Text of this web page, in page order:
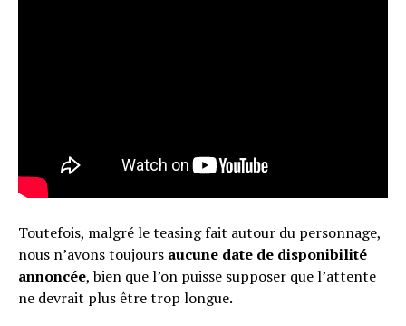
Toutefois, malgré le teasing fait autour du personnage,
nous n’avons toujours aucune date de disponibilité
annoncée, bien que l’on puisse supposer que l’attente
ne devrait plus être trop longue.